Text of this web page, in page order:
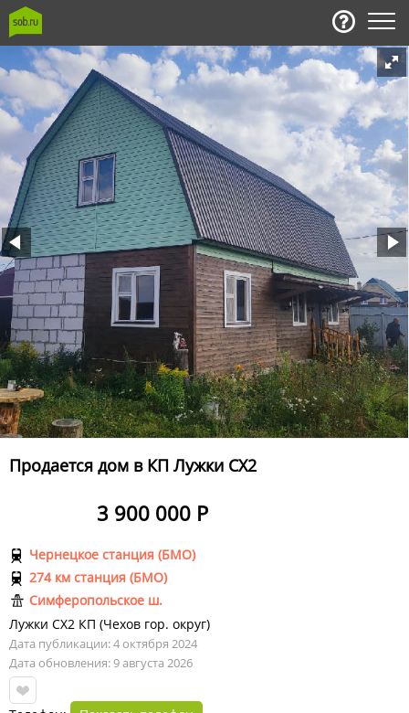
Продается дом в КП Лужки СХ2
3 900 000 Р
Чернецкое станция (БМО)
274 км станция (БМО)
Симферопольское ш.
Лужки СХ2 КП (Чехов гор. округ)
Дата публикации: 4 октября 2024
Дата обновления: 9 августа 2026